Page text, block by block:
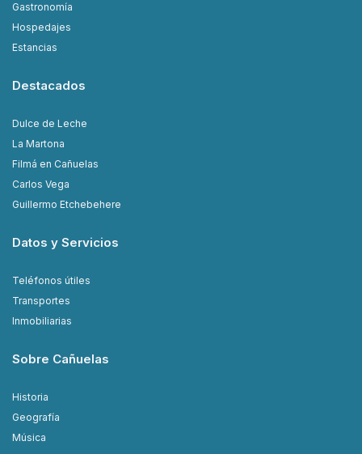
Gastronomía
Hospedajes
Estancias
Destacados
Dulce de Leche
La Martona
Filmá en Cañuelas
Carlos Vega
Guillermo Etchebehere
Datos y Servicios
Teléfonos útiles
Transportes
Inmobiliarias
Sobre Cañuelas
Historia
Geografía
Música